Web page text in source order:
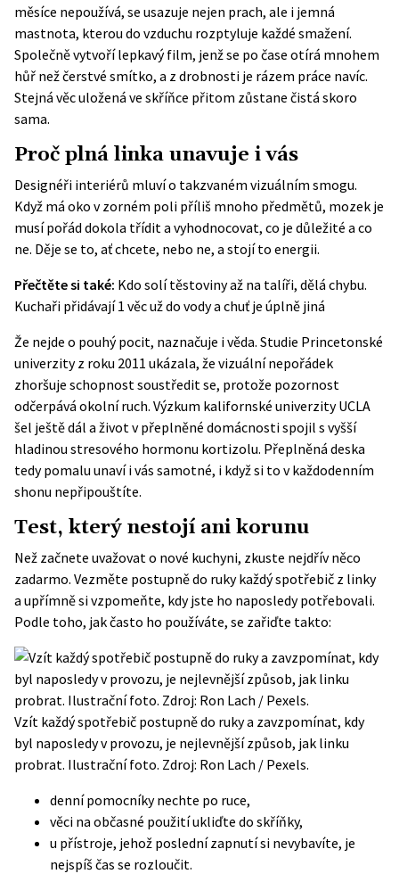
měsíce nepoužívá, se usazuje nejen prach, ale i jemná
mastnota, kterou do vzduchu rozptyluje každé smažení.
Společně vytvoří lepkavý film, jenž se po čase otírá mnohem
hůř než čerstvé smítko, a z drobnosti je rázem práce navíc.
Stejná věc uložená ve skříňce přitom zůstane čistá skoro
sama.
Proč plná linka unavuje i vás
Designéři interiérů mluví o takzvaném vizuálním smogu.
Když má oko v zorném poli příliš mnoho předmětů, mozek je
musí pořád dokola třídit a vyhodnocovat, co je důležité a co
ne. Děje se to, ať chcete, nebo ne, a stojí to energii.
Přečtěte si také: Kdo solí těstoviny až na talíři, dělá chybu.
Kuchaři přidávají 1 věc už do vody a chuť je úplně jiná
Že nejde o pouhý pocit, naznačuje i věda. Studie Princetonské
univerzity z roku 2011 ukázala, že vizuální nepořádek
zhoršuje schopnost soustředit se, protože pozornost
odčerpává okolní ruch. Výzkum kalifornské univerzity UCLA
šel ještě dál a život v přeplněné domácnosti spojil s vyšší
hladinou stresového hormonu kortizolu. Přeplněná deska
tedy pomalu unaví i vás samotné, i když si to v každodenním
shonu nepřipouštíte.
Test, který nestojí ani korunu
Než začnete uvažovat o nové kuchyni, zkuste nejdřív něco
zadarmo. Vezměte postupně do ruky každý spotřebič z linky
a upřímně si vzpomeňte, kdy jste ho naposledy potřebovali.
Podle toho, jak často ho používáte, se zařiďte takto:
Vzít každý spotřebič postupně do ruky a zavzpomínat, kdy
byl naposledy v provozu, je nejlevnější způsob, jak linku
probrat. Ilustrační foto. Zdroj: Ron Lach / Pexels.
denní pomocníky nechte po ruce,
věci na občasné použití ukliďte do skříňky,
u přístroje, jehož poslední zapnutí si nevybavíte, je
nejspíš čas se rozloučit.